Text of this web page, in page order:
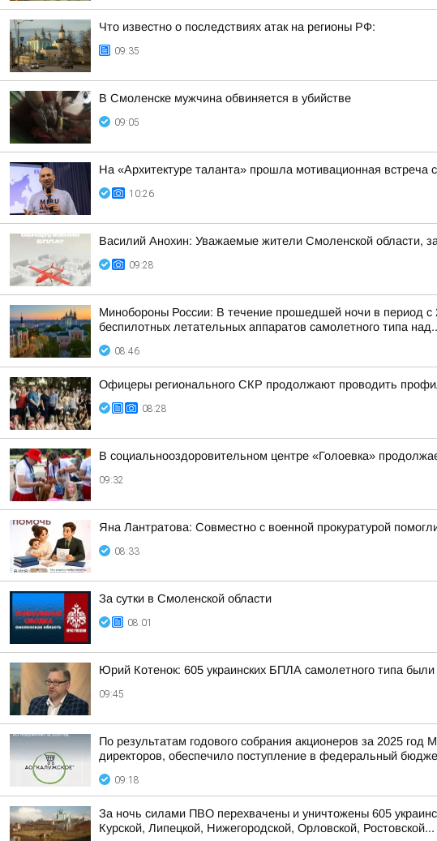
Что известно о последствиях атак на регионы РФ:
09:35
В Смоленске мужчина обвиняется в убийстве
09:05
На «Архитектуре таланта» прошла мотивационная
10:26
Василий Анохин: Уважаемые жители Смоленской области,
09:28
Минобороны России: В течение прошедшей ночи в период с
беспилотных летательных аппаратов самолетного типа
08:46
Офицеры регионального СКР продолжают проводить
08:28
В социальнооздоровительном центре «Голоевка»
09:32
Яна Лантратова: Совместно с военной прокуратурой
08:33
За сутки в Смоленской области
08:01
Юрий Котенок: 605 украинских БПЛА самолетного типа
09:45
По результатам годового собрания акционеров за 2025
директоров, обеспечило поступление в федеральный
09:18
За ночь силами ПВО перехвачены и уничтожены 605
Курской, Липецкой, Нижегородской, Орловской, Ростовской...